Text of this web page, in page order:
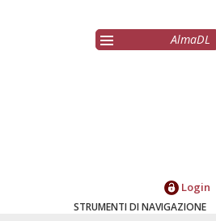
AlmaDL
Login
STRUMENTI DI NAVIGAZIONE